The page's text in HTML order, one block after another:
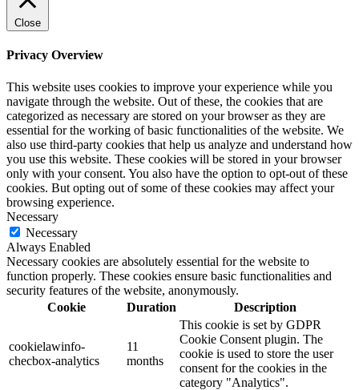
Close
Privacy Overview
This website uses cookies to improve your experience while you
navigate through the website. Out of these, the cookies that are
categorized as necessary are stored on your browser as they are
essential for the working of basic functionalities of the website. We
also use third-party cookies that help us analyze and understand how
you use this website. These cookies will be stored in your browser
only with your consent. You also have the option to opt-out of these
cookies. But opting out of some of these cookies may affect your
browsing experience.
Necessary
Necessary
Always Enabled
Necessary cookies are absolutely essential for the website to
function properly. These cookies ensure basic functionalities and
security features of the website, anonymously.
Cookie
Duration Description
cookielawinfo-
checbox-analytics
11
months
This cookie is set by GDPR
Cookie Consent plugin. The
cookie is used to store the user
consent for the cookies in the
category "Analytics".